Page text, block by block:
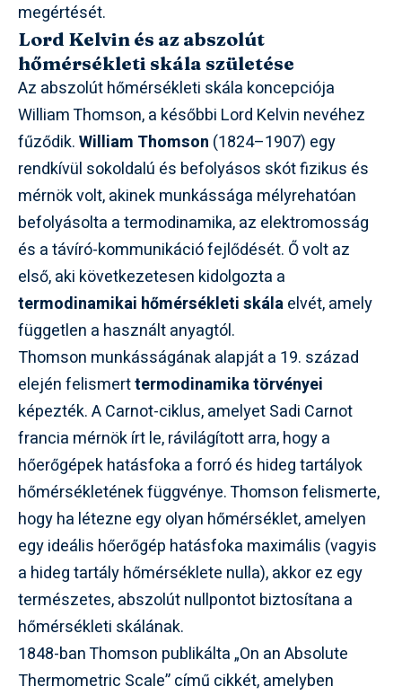
megértését.
Lord Kelvin és az abszolút
hőmérsékleti skála születése
Az abszolút hőmérsékleti skála koncepciója
William Thomson, a későbbi Lord Kelvin nevéhez
fűződik.William Thomson (1824–1907) egy
rendkívül sokoldalú és befolyásos skót fizikus és
mérnök volt, akinek munkássága mélyrehatóan
befolyásolta a termodinamika, az elektromosság
és a távíró-kommunikáció fejlődését. Ő volt az
első, aki következetesen kidolgozta a
termodinamikai hőmérsékleti skálaelvét, amely
független a használt anyagtól.
Thomson munkásságának alapját a 19. század
elején felismerttermodinamika törvényei
képezték. A Carnot-ciklus, amelyet Sadi Carnot
francia mérnök írt le, rávilágított arra, hogy a
hőerőgépek hatásfoka a forró és hideg tartályok
hőmérsékletének függvénye. Thomson felismerte,
hogy ha létezne egy olyan hőmérséklet, amelyen
egy ideális hőerőgép hatásfoka maximális (vagyis
a hideg tartály hőmérséklete nulla), akkor ez egy
természetes, abszolút nullpontot biztosítana a
hőmérsékleti skálának.
1848-ban Thomson publikálta „On an Absolute
Thermometric Scale” című cikkét, amelyben